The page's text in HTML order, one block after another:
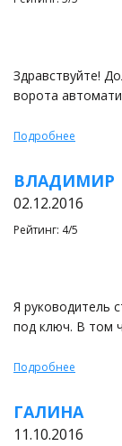
Здравствуйте!
ворота
Подробнее
ВЛАДИМИР
02.12.2016
Рейтинг: 4/5
Я руководитель
под ключ. В том
Подробнее
ГАЛИНА
11.10.2016